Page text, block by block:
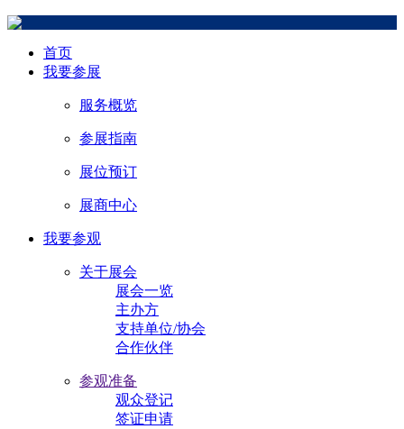
首页
我要参展
服务概览
参展指南
展位预订
展商中心
我要参观
关于展会
展会一览
主办方
支持单位/协会
合作伙伴
参观准备
观众登记
签证申请